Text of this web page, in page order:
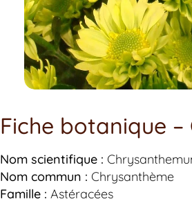
Fiche botanique
Nom scientifique :
Nom commun : Chrysanthème
Famille : Astéracées